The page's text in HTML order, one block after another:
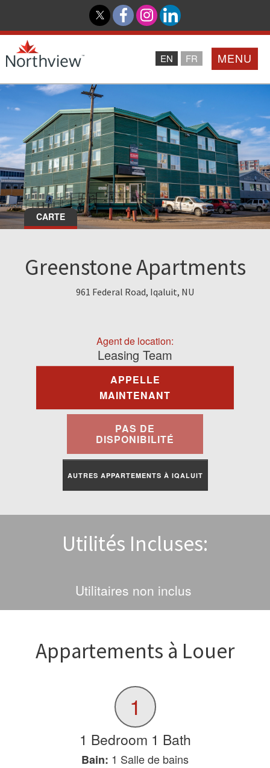
MENU
EN FR
Partenaires
Northview PROMISE
Investisseurs
À Louer
Contactez-Nous
Portail Des Résidents
CARTE
Greenstone Apartments
961 Federal Road, Iqaluit, NU
Agent de location:
Leasing Team
APPELLE
MAINTENANT
PAS DE
DISPONIBILITÉ
AUTRES APPARTEMENTS À IQALUIT
Utilités Incluses:
Utilitaires non inclus
Appartements à Louer
1
1 Bedroom 1 Bath
Bain: 1 Salle de bains